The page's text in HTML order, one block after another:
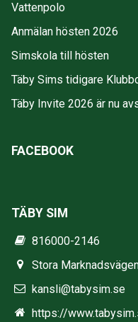
Vattenpolo
Anmälan hösten 2026
Simskola till hösten
Täby Sims tidigare
Täby Invite 2026 är nu
FACEBOOK
TÄBY SIM
816000-2146
Stora
kansli@tabysim.se
https://